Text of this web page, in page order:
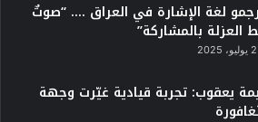
لغة الإشارة في العراق …. “صوتٌ
العزلة بالمشاركة”
2025
يعقوب: تجربة قيادية غيّرت وجهة